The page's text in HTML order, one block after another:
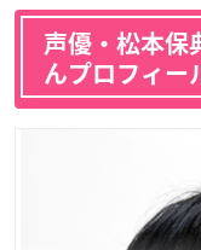
声優・松本保
んプロフィー